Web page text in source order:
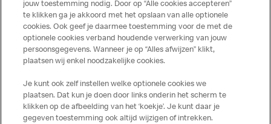
Over ons
Services
Contact
jouw toestemming nodig. Door op “Alle cookies accepteren”
te klikken ga je akkoord met het opslaan van alle optionele
cookies. Ook geef je daarmee toestemming voor de met de
optionele cookies verband houdende verwerking van jouw
persoonsgegevens. Wanneer je op “Alles afwijzen” klikt,
plaatsen wij enkel noodzakelijke cookies.
Je kunt ook zelf instellen welke optionele cookies we
plaatsen. Dat kun je doen door links onderin het scherm te
klikken op de afbeelding van het ‘koekje’. Je kunt daar je
gegeven toestemming ook altijd wijzigen of intrekken.